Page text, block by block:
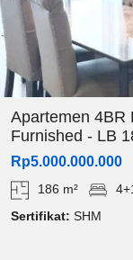
Apartemen 4BR
Furnished - LB
Rp5.000.000.000
186 m²
Sertifikat: SHM